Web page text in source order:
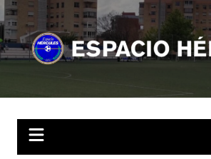
Saltar
al
contenido